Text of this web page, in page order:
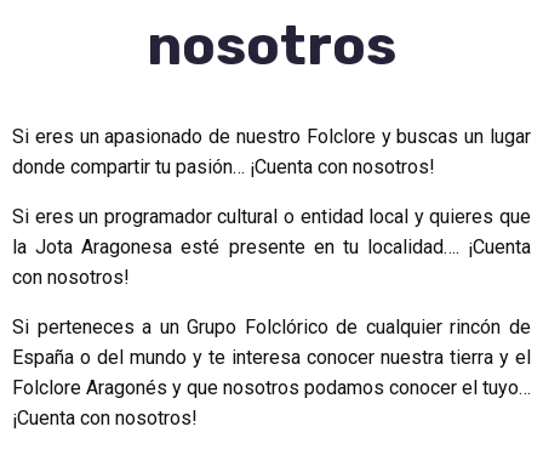
nosotros
Si eres un apasionado de nuestro Folclore y buscas un lugar
donde compartir tu pasión… ¡Cuenta con nosotros!
Si eres un programador cultural o entidad local y quieres que
la Jota Aragonesa esté presente en tu localidad…. ¡Cuenta
con nosotros!
Si perteneces a un Grupo Folclórico de cualquier rincón de
España o del mundo y te interesa conocer nuestra tierra y el
Folclore Aragonés y que nosotros podamos conocer el tuyo…
¡Cuenta con nosotros!